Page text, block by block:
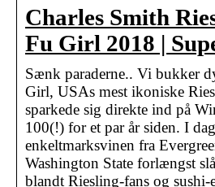
Charles Smith
Fu Girl 2018 |
Sænk paraderne.. Vi bukker
Girl, USAs mest ikoniske
sparkede sig direkte ind på
100(!) for et par år siden. I
enkeltmarksvinen fra
Washington State forlængst
blandt Riesling-fans og sushi-